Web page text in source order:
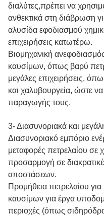
διαλύτες,πρέπει να
ανθεκτικά στη διάβρωση
αλυσίδα εφοδιασμού
επιχειρήσεις κατωτέρω.
Βιομηχανική
καυσίμων, όπως βαρύ
μεγάλες επιχειρήσεις,
και χαλυβουργεία, ώστε
παραγωγής τους.
3- Διασυνοριακά και
Διασυνοριακό εμπόριο
μεταφορές πετρελαίου σε
προσαρμογή σε
αποστάσεων.
Προμήθεια πετρελαίου
καυσίμων για έργα
περιοχές (όπως